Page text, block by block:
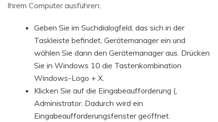
Ihrem Computer ausführen:
Geben Sie im Suchdialogfeld, das sich in der
Taskleiste befindet, Gerätemanager ein und
wählen Sie dann den Gerätemanager aus. Drücken
Sie in Windows 10 die Tastenkombination
Windows-Logo + X.
Klicken Sie auf die Eingabeaufforderung (,
Administrator. Dadurch wird ein
Eingabeaufforderungsfenster geöffnet.